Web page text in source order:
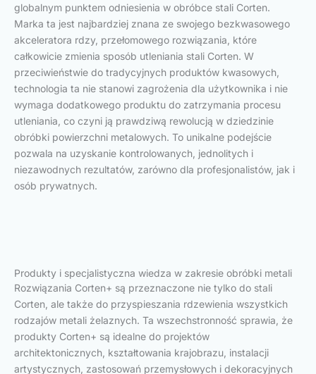
globalnym punktem odniesienia w obróbce stali Corten.
Marka ta jest najbardziej znana ze swojego bezkwasowego
akceleratora rdzy, przełomowego rozwiązania, które
całkowicie zmienia sposób utleniania stali Corten. W
przeciwieństwie do tradycyjnych produktów kwasowych,
technologia ta nie stanowi zagrożenia dla użytkownika i nie
wymaga dodatkowego produktu do zatrzymania procesu
utleniania, co czyni ją prawdziwą rewolucją w dziedzinie
obróbki powierzchni metalowych. To unikalne podejście
pozwala na uzyskanie kontrolowanych, jednolitych i
niezawodnych rezultatów, zarówno dla profesjonalistów, jak i
osób prywatnych.
Produkty i specjalistyczna wiedza w zakresie obróbki metali
Rozwiązania Corten+ są przeznaczone nie tylko do stali
Corten, ale także do przyspieszania rdzewienia wszystkich
rodzajów metali żelaznych. Ta wszechstronność sprawia, że
produkty Corten+ są idealne do projektów
architektonicznych, kształtowania krajobrazu, instalacji
artystycznych, zastosowań przemysłowych i dekoracyjnych